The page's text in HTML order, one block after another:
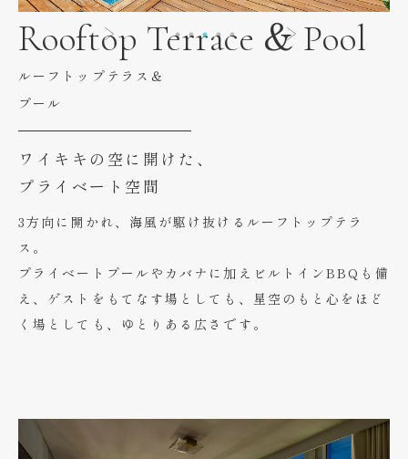
Rooftop Terrace & Pool
ルーフトップテラス＆
プール
ワイキキの空に開けた、
プライベート空間
3方向に開かれ、海風が駆け抜けるルーフトップテラ
ス。
プライベートプールやカバナに加えビルトインBBQも備
え、ゲストをもてなす場としても、星空のもと心をほど
く場としても、ゆとりある広さです。